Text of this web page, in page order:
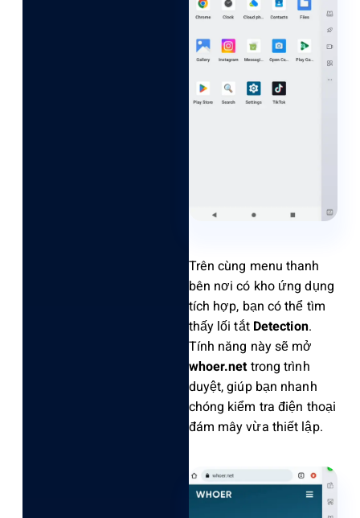
Trên cùng menu thanh
bên nơi có kho ứng dụng
tích hợp, bạn có thể tìm
thấy lối tắt Detection.
Tính năng này sẽ mở
whoer.nettrong trình
duyệt, giúp bạn nhanh
chóng kiểm tra điện thoại
đám mây vừa thiết lập.